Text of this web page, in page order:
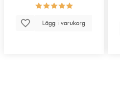
Lägg i varukorg